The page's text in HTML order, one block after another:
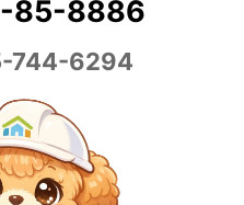
85-8886
744-6294